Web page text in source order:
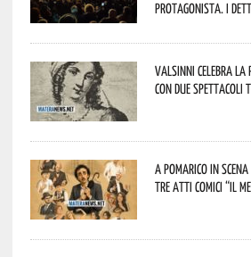
protagonista. I
Valsinni celebra la
con due spettacoli
A Pomarico in
tre atti comici “Il